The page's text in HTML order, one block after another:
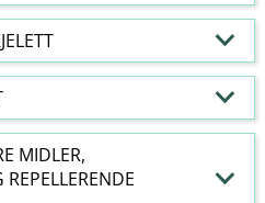
MIDLER,
REPELLERENDE